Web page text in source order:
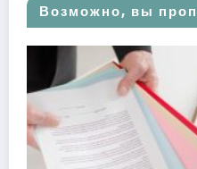
Возможно, вы
Полезное